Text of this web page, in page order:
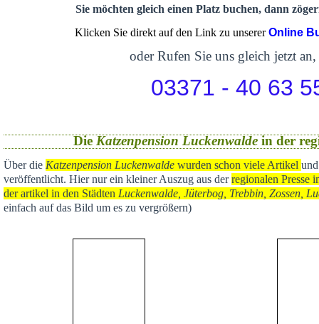
Sie möchten gleich einen Platz buchen, dann
Klicken Sie direkt auf den Link zu unsererOnline
oder Rufen Sie uns gleich jetzt an,
03371 - 40 63
Die Katzenpension Luckenwaldein der
Über die Katzenpension Luckenwalde wurden schon viele Artikel
veröffentlicht. Hier nur ein kleiner Auszug aus derregionalen Presse
der artikel in den Städten Luckenwalde, Jüterbog, Trebbin, Zossen,
einfach auf das Bild um es zu vergrößern)